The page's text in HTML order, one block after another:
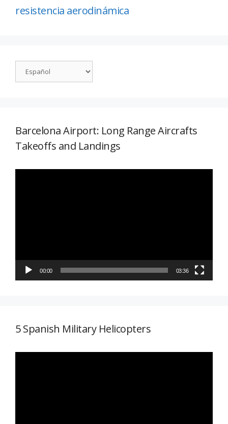
resistencia aerodinámica
Barcelona Airport: Long Range Aircrafts
Takeoffs and Landings
00:00 03:36
5 Spanish Military Helicopters